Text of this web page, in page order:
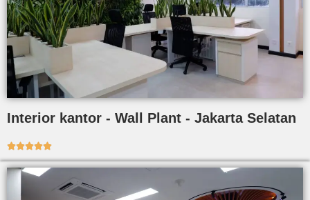
Interior kantor - Wall Plant - Jakarta Selatan
